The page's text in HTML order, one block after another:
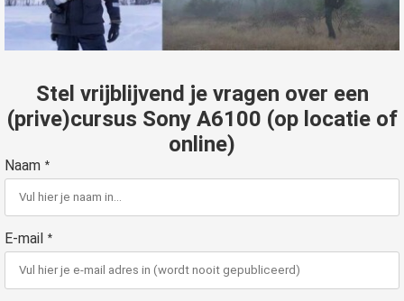
Stel vrijblijvend je vragen over een
(prive)cursus Sony A6100 (op locatie of
online)
Naam *
E-mail *